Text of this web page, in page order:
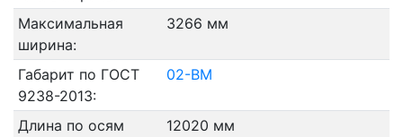
Максимальная
ширина:
3266 мм
Габарит по ГОСТ
9238-2013:
02-ВМ
Длина по осям
12020 мм